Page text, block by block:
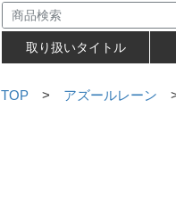
取り扱いタイトル
TOP > アズールレーン >